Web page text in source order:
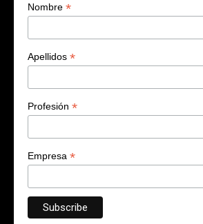
Nombre *
Apellidos *
Profesión *
Empresa *